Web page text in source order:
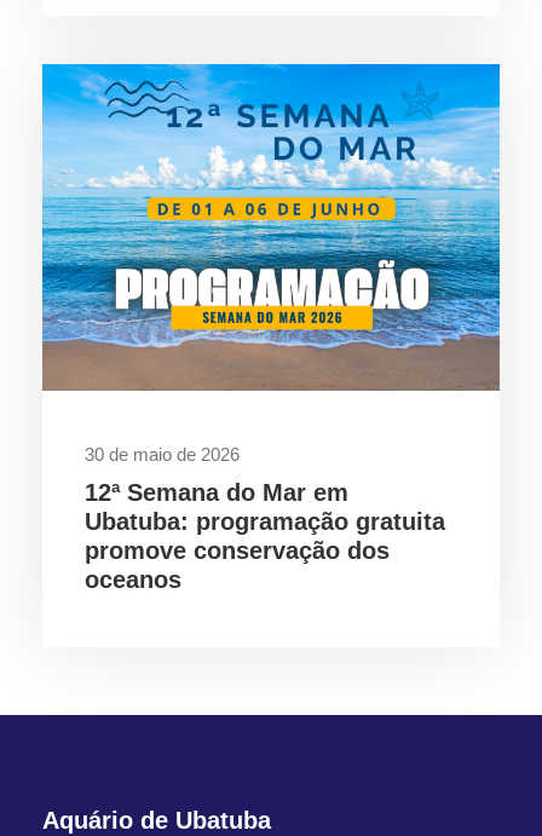
30 de maio de 2026
12ª Semana do Mar em
Ubatuba: programação gratuita
promove conservação dos
oceanos
Aquário de Ubatuba